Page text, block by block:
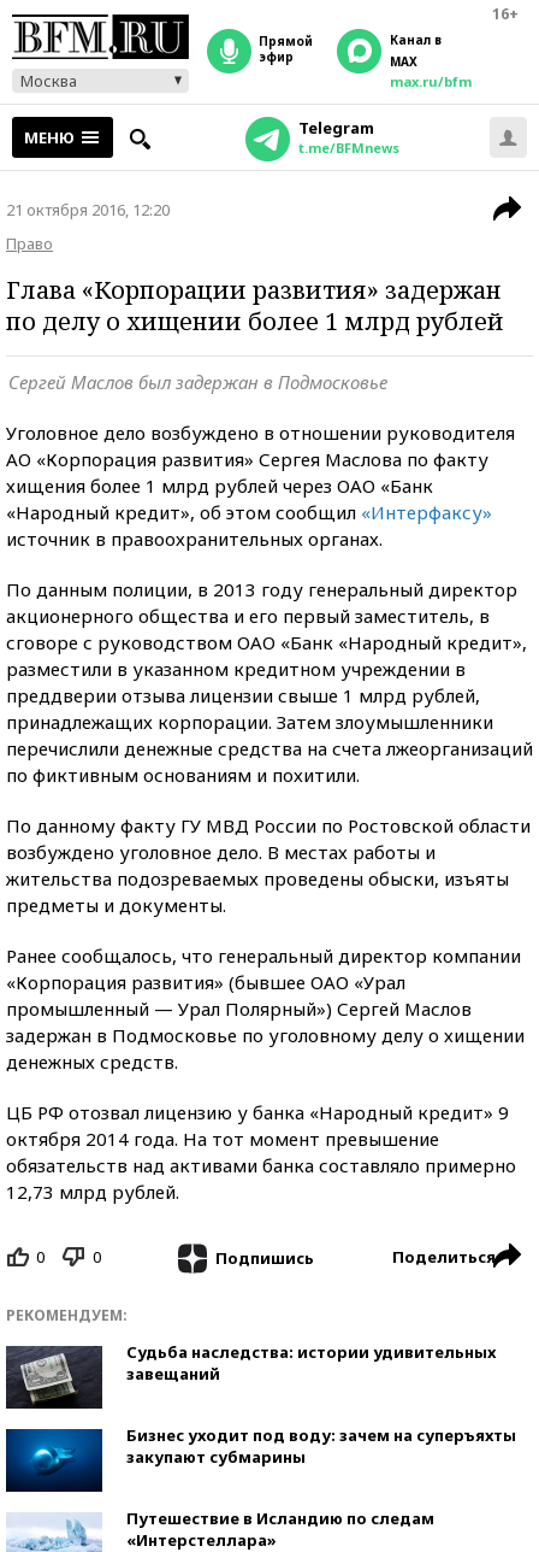
16+
Москва
прямой
эфир
Канал в
MAX
max.ru/bfm
МЕНЮ Telegram
t.me/BFMnews
21 октября 2016, 12:20
Право
Глава «Корпорации развития» задержан
по делу о хищении более 1 млрд рублей
Сергей Маслов был задержан в Подмосковье
Уголовное дело возбуждено в отношении руководителя
АО «Корпорация развития» Сергея Маслова по факту
хищения более 1 млрд рублей через ОАО «Банк
«Народный кредит», об этом сообщил «Интерфаксу»
источник в правоохранительных органах.
По данным полиции, в 2013 году генеральный директор
акционерного общества и его первый заместитель, в
сговоре с руководством ОАО «Банк «Народный кредит»,
разместили в указанном кредитном учреждении в
преддверии отзыва лицензии свыше 1 млрд рублей,
принадлежащих корпорации. Затем злоумышленники
перечислили денежные средства на счета лжеорганизаций
по фиктивным основаниям и похитили.
По данному факту ГУ МВД России по Ростовской области
возбуждено уголовное дело. В местах работы и
жительства подозреваемых проведены обыски, изъяты
предметы и документы.
Ранее сообщалось, что генеральный директор компании
«Корпорация развития» (бывшее ОАО «Урал
промышленный — Урал Полярный») Сергей Маслов
задержан в Подмосковье по уголовному делу о хищении
денежных средств.
ЦБ РФ отозвал лицензию у банка «Народный кредит» 9
октября 2014 года. На тот момент превышение
обязательств над активами банка составляло примерно
12,73 млрд рублей.
0 0 Подпишись Поделиться
РЕКОМЕНДУЕМ:
Судьба наследства: истории удивительных
завещаний
Бизнес уходит под воду: зачем на суперъяхты
закупают субмарины
Путешествие в Исландию по следам
«Интерстеллара»